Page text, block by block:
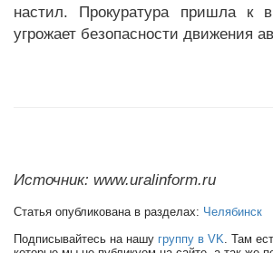
настил. Прокуратура пришла к
угрожает безопасности движения
Источник: www.uralinform.ru
Статья опубликована в разделах: Челябинск
Подписывайтесь на нашу группу в VK. Там